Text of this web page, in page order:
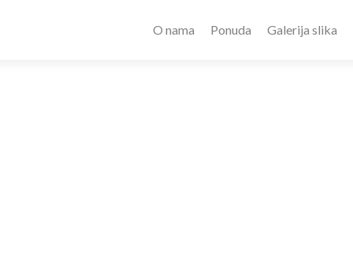
O nama Ponuda Galerija slika